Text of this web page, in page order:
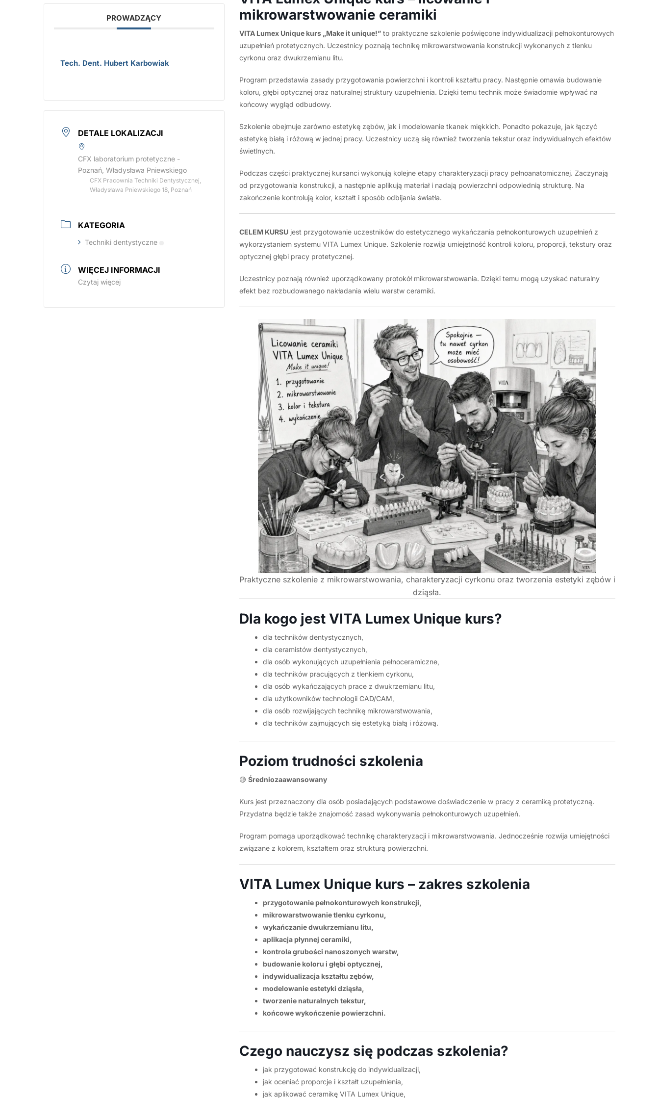
PROWADZĄCY
Tech. Dent. Hubert Karbowiak
DETALE LOKALIZACJI
CFX laboratorium protetyczne -
Poznań, Władysława Pniewskiego
CFX Pracownia Techniki Dentystycznej,
Władysława Pniewskiego 18, Poznań
KATEGORIA
Techniki dentystyczne
WIĘCEJ INFORMACJI
Czytaj więcej
mikrowarstwowanie ceramiki
VITA Lumex Unique kurs „Make it unique!”to praktyczne szkolenie poświęcone indywidualizacji pełnokonturowych
uzupełnień protetycznych. Uczestnicy poznają technikę mikrowarstwowania konstrukcji wykonanych z tlenku
cyrkonu oraz dwukrzemianu litu.
Program przedstawia zasady przygotowania powierzchni i kontroli kształtu pracy. Następnie omawia budowanie
koloru, głębi optycznej oraz naturalnej struktury uzupełnienia. Dzięki temu technik może świadomie wpływać na
końcowy wygląd odbudowy.
Szkolenie obejmuje zarówno estetykę zębów, jak i modelowanie tkanek miękkich. Ponadto pokazuje, jak łączyć
estetykę białą i różową w jednej pracy. Uczestnicy uczą się również tworzenia tekstur oraz indywidualnych efektów
świetlnych.
Podczas części praktycznej kursanci wykonują kolejne etapy charakteryzacji pracy pełnoanatomicznej. Zaczynają
od przygotowania konstrukcji, a następnie aplikują materiał i nadają powierzchni odpowiednią strukturę. Na
zakończenie kontrolują kolor, kształt i sposób odbijania światła.
CELEM KURSUjest przygotowanie uczestników do estetycznego wykańczania pełnokonturowych uzupełnień z
wykorzystaniem systemu VITA Lumex Unique. Szkolenie rozwija umiejętność kontroli koloru, proporcji, tekstury oraz
optycznej głębi pracy protetycznej.
Uczestnicy poznają również uporządkowany protokół mikrowarstwowania. Dzięki temu mogą uzyskać naturalny
efekt bez rozbudowanego nakładania wielu warstw ceramiki.
Praktyczne szkolenie z mikrowarstwowania, charakteryzacji cyrkonu oraz tworzenia estetyki zębów i
dziąsła.
dwukrzemianu
litu,
dobór
koloru,
tekstur
oraz
indywidualizację
białej
i
różowej.
Dla kogo jest VITA Lumex Unique kurs?
dla techników dentystycznych,
dla ceramistów dentystycznych,
dla osób wykonujących uzupełnienia pełnoceramiczne,
dla techników pracujących z tlenkiem cyrkonu,
dla osób wykańczających prace z dwukrzemianu litu,
dla użytkowników technologii CAD/CAM,
dla osób rozwijających technikę mikrowarstwowania,
dla techników zajmujących się estetyką białą i różową.
Poziom trudności szkolenia
🟡 Średniozaawansowany
Kurs jest przeznaczony dla osób posiadających podstawowe doświadczenie w pracy z ceramiką protetyczną.
Przydatna będzie także znajomość zasad wykonywania pełnokonturowych uzupełnień.
Program pomaga uporządkować technikę charakteryzacji i mikrowarstwowania. Jednocześnie rozwija umiejętności
związane z kolorem, kształtem oraz strukturą powierzchni.
VITA Lumex Unique kurs – zakres szkolenia
przygotowanie pełnokonturowych konstrukcji,
mikrowarstwowanie tlenku cyrkonu,
wykańczanie dwukrzemianu litu,
aplikacja płynnej ceramiki,
kontrola grubości nanoszonych warstw,
budowanie koloru i głębi optycznej,
indywidualizacja kształtu zębów,
modelowanie estetyki dziąsła,
tworzenie naturalnych tekstur,
końcowe wykończenie powierzchni.
Czego nauczysz się podczas szkolenia?
jak przygotować konstrukcję do indywidualizacji,
jak oceniać proporcje i kształt uzupełnienia,
jak aplikować ceramikę VITA Lumex Unique,